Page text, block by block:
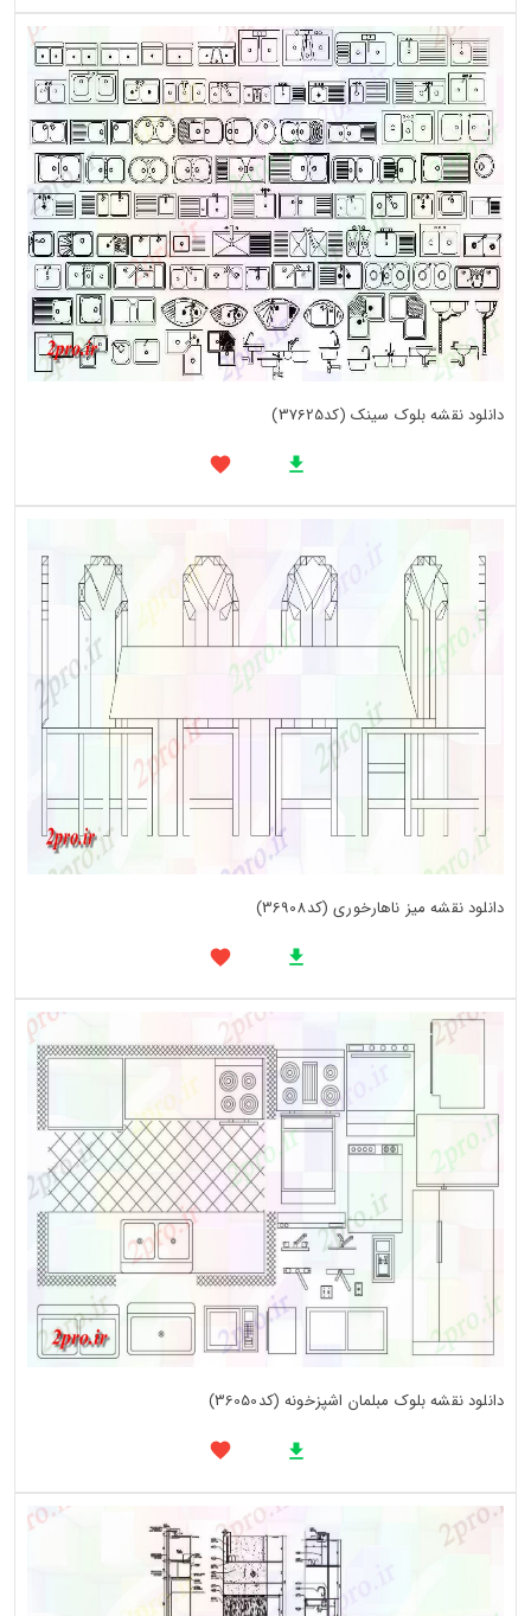
دانلود نقشه بلوک سینک (کد37625)
دانلود نقشه میز ناهارخوری (کد36908)
دانلود نقشه بلوک مبلمان اشپزخونه (کد36050)